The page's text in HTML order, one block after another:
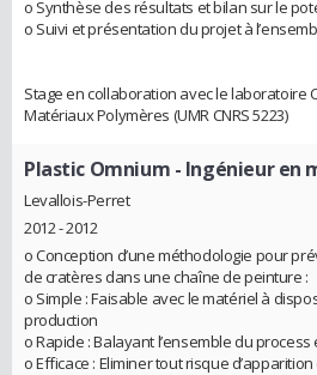
o Synthèse des résultats et bilan sur le
o Suivi et présentation du projet à
Stage en collaboration avec le laboratoire
Matériaux Polymères (UMR CNRS 5223)
Plastic Omnium - Ingénieur en
Levallois-Perret
2012 - 2012
o Conception d’une méthodologie pour
de cratères dans une chaîne de peinture :
o Simple : Faisable avec le matériel à
production
o Rapide : Balayant l’ensemble du process
o Efficace : Eliminer tout risque